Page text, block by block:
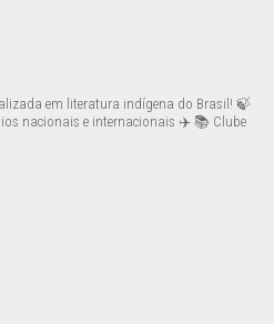
em literatura indígena do Brasil! 🍃
nacionais e internacionais ✈️ 📚 Clube